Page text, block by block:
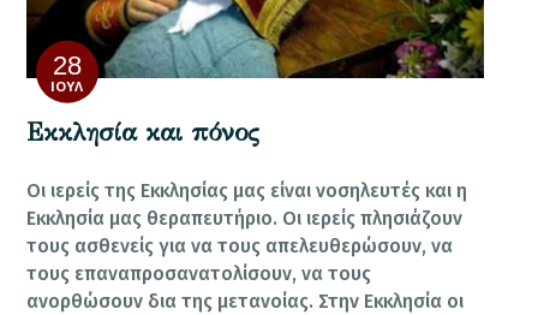
28
ΙΟΎΛ
Εκκλησία και πόνος
Οι ιερείς της Εκκλησίας μας είναι νοσηλευτές και η
Εκκλησία μας θεραπευτήριο. Οι ιερείς πλησιά­ζουν
τους ασθενείς για να τους απελευθερώσουν, να
τους επαναπροσανατολίσουν, να τους
ανορθώσουν δια της μετανοίας. Στην Εκκλησία οι